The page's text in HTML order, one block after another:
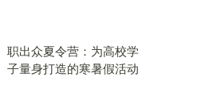
职出众夏令营：为高校学
子量身打造的寒暑假活动